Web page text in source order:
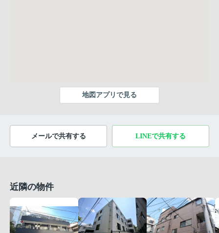
地図アプリで見る
メールで共有する LINEで共有する
近隣の物件